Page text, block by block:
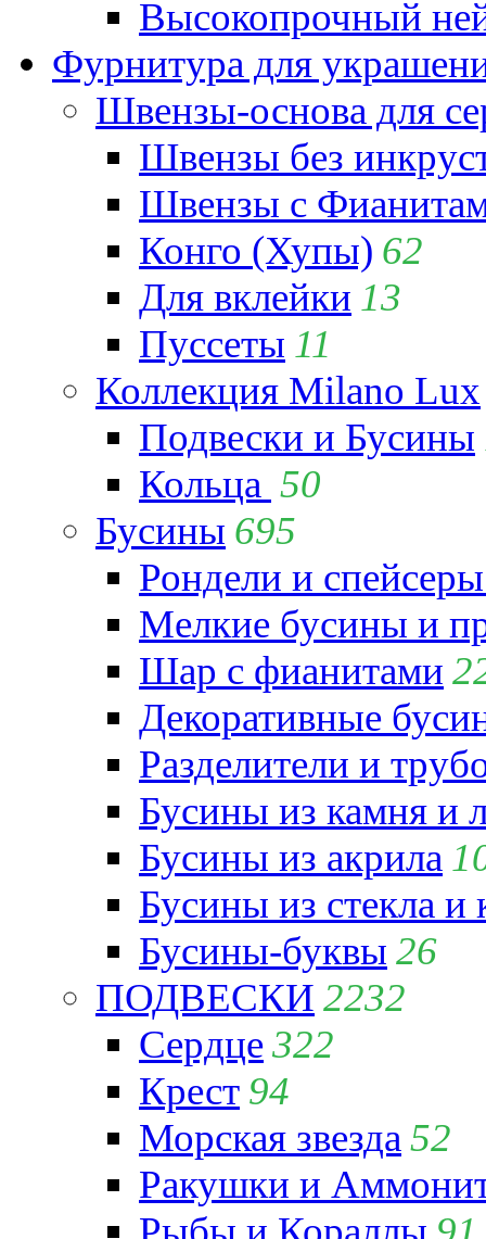
Высокопрочный
Фурнитура для
Швензы-основа для
Швензы без
Швензы с
Конго (Хупы) 62
Для вклейки 13
Пуссеты 11
Коллекция Milano Lux
Подвески и Бусины
Кольца 50
Бусины 695
Рондели и
Мелкие бусины и
Шар с фианитами
Декоративные
Разделители и
Бусины из камня и
Бусины из акрила
Бусины из стекла и
Бусины-буквы 26
ПОДВЕСКИ 2232
Сердце322
Крест 94
Морская звезда 52
Ракушки и